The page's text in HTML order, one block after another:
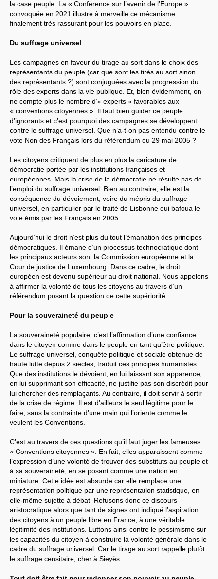
la case peuple. La « Conférence sur l’avenir de l’Europe »
convoquée en 2021 illustre à merveille ce mécanisme
finalement très rassurant pour les pouvoirs en place.
Du suffrage universel
Les campagnes en faveur du tirage au sort dans le choix des
représentants du peuple (car que sont les tirés au sort sinon
des représentants ?) sont conjuguées avec la progression du
rôle des experts dans la vie publique. Et, bien évidemment, on
ne compte plus le nombre d’« experts » favorables aux
« conventions citoyennes ». Il faut bien guider ce peuple
d’ignorants et c’est pourquoi des campagnes se développent
contre le suffrage universel. Que n’a-t-on pas entendu contre le
vote Non des Français lors du référendum du 29 mai 2005 ?
Les citoyens critiquent de plus en plus la caricature de
démocratie portée par les institutions françaises et
européennes. Mais la crise de la démocratie ne résulte pas de
l’emploi du suffrage universel. Bien au contraire, elle est la
conséquence du dévoiement, voire du mépris du suffrage
universel, en particulier par le traité de Lisbonne qui bafoua le
vote émis par les Français en 2005.
Aujourd’hui le droit n’est plus du tout l’émanation des principes
démocratiques. Il émane d’un processus technocratique dont
les principaux acteurs sont la Commission européenne et la
Cour de justice de Luxembourg. Dans ce cadre, le droit
européen est devenu supérieur au droit national. Nous appelons
à affirmer la volonté de tous les citoyens au travers d’un
référendum posant la question de cette supériorité.
Pour la souveraineté du peuple
La souveraineté populaire, c’est l’affirmation d’une confiance
dans le citoyen comme dans le peuple en tant qu’être politique.
Le suffrage universel, conquête politique et sociale obtenue de
haute lutte depuis 2 siècles, traduit ces principes humanistes.
Que des institutions le dévoient, en lui laissant son apparence,
en lui supprimant son efficacité, ne justifie pas son discrédit pour
lui chercher des remplaçants. Au contraire, il doit servir à sortir
de la crise de régime. Il est d’ailleurs le seul légitime pour le
faire, sans la contrainte d’une main qui l’oriente comme le
veulent les Conventions.
C’est au travers de ces questions qu’il faut juger les fameuses
« Conventions citoyennes ». En fait, elles apparaissent comme
l’expression d’une volonté de trouver des substituts au peuple et
à sa souveraineté, en se posant comme une nation en
miniature. Cette idée est absurde car elle remplace une
représentation politique par une représentation statistique, en
elle-même sujette à débat. Refusons donc ce discours
aristocratique alors que tant de signes ont indiqué l’aspiration
des citoyens à un peuple libre en France, à une véritable
légitimité des institutions. Luttons ainsi contre le pessimisme sur
les capacités du citoyen à construire la volonté générale dans le
cadre du suffrage universel. Car le tirage au sort rappelle plutôt
le suffrage censitaire, cher à Sieyès.